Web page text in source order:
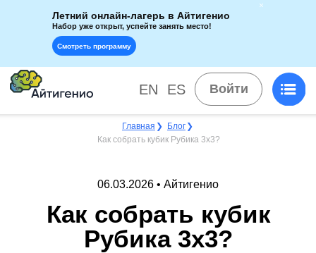
Смотреть программу
Летний онлайн-лагерь в Айтигенио
Набор уже открыт, успейте занять место!
Главная Блог
❯
❯
Как собрать кубик Рубика 3х3?
Как собрать кубик
Рубика 3х3?
06.03.2026 • Айтигенио